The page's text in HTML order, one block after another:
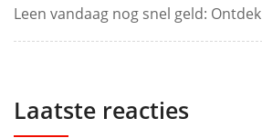
Leen vandaag nog snel geld:
Laatste reacties